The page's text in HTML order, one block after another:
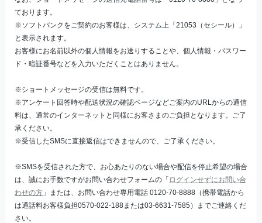
ております。
※ソフトバンクをご契約のお客様は、システム上「21053（セシール）」
と表示されます。
お客様にお名前以外の個人情報をお送りすることや、個人情報・パスワー
ド・暗証番号などを入力いただくことはありません。
※ショートメッセージの受信は無料です。
※アンケート回答時や配送状況の確認ページなどご案内のURLからの通信
料は、通常のインターネットと同様にお客さまのご負担となります。ご了
承ください。
※受信したSMSに直接返信はできませんので、ご了承ください。
※SMSを受信された方で、お心あたりのない場合や配信を停止希望の場合
は、誠にお手数ですがお問い合わせフォームの「 ログインせずにお問い合
わせの方 」または、お問い合わせ専用電話 0120-70-8888（携帯電話から
は通話料お客様負担0570-022-188または03-6631-7585）までご連絡くだ
さい。